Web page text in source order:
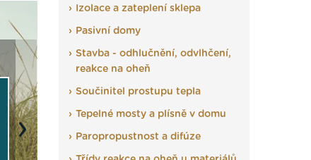
Seriál: Fasády ETICS a
vše podstatné v kostce ›
Vyberte si izolaci a pak
ji tady klidně poptejte ›
Next
Izolace a zateplení sklepa
Pasivní domy
Stavba - odhlučnění, odvlhčení,
reakce na oheň
Součinitel prostupu tepla
Tepelné mosty a plísně v domu
Paropropustnost a difúze